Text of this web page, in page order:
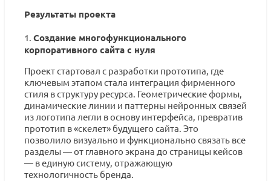
Результаты проекта
1. Создание многофункционального
корпоративного сайта с нуля
Проект стартовал с разработки прототипа, где
ключевым этапом стала интеграция фирменного
стиля в структуру ресурса. Геометрические формы,
динамические линии и паттерны нейронных связей
из логотипа легли в основу интерфейса, превратив
прототип в «скелет» будущего сайта. Это
позволило визуально и функционально связать все
разделы — от главного экрана до страницы кейсов
— в единую систему, отражающую
технологичность бренда.